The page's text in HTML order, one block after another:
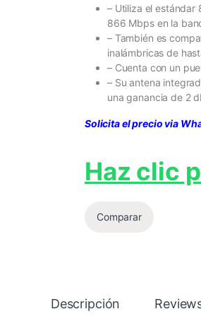
– Utiliza el estándar
866 Mbps en la
– También es
inalámbricas de
– Cuenta con un
– Su antena
una ganancia de 2
Solicita el precio via
Haz clic
Comparar
Descripción